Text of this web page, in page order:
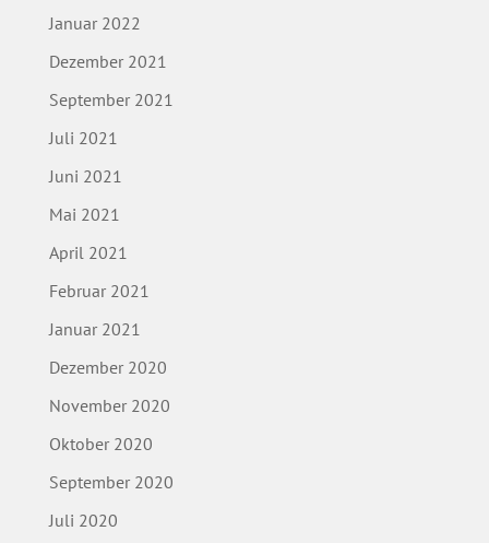
Januar 2022
Dezember 2021
September 2021
Juli 2021
Juni 2021
Mai 2021
April 2021
Februar 2021
Januar 2021
Dezember 2020
November 2020
Oktober 2020
September 2020
Juli 2020